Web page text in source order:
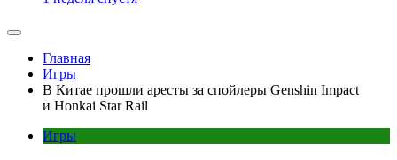
Главная
Игры
В Китае прошли аресты за спойлеры Genshin Impact
и Honkai Star Rail
Игры